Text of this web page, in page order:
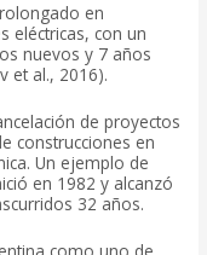
en
eléctricas, con un
nuevos y 7 años
et al., 2016).
de proyectos
construcciones en
Un ejemplo de
en 1982 y alcanzó
32 años.